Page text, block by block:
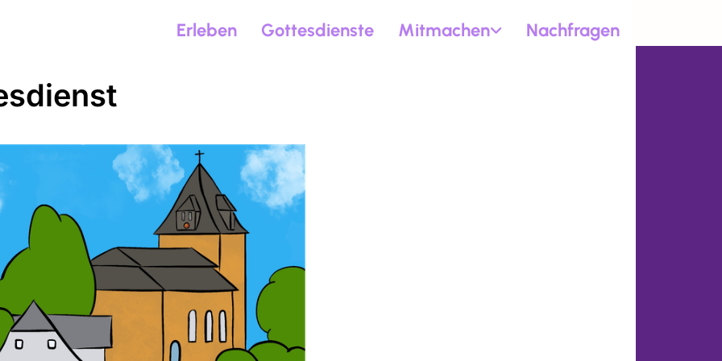
Erleben Gottesdienste Mitmachen Nachfragen